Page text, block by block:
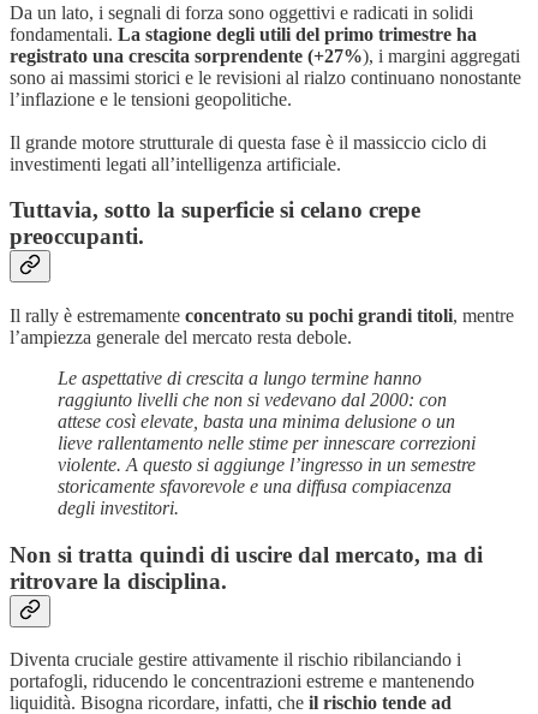
Da un lato, i segnali di forza sono oggettivi e radicati in solidi
fondamentali. La stagione degli utili del primo trimestre ha
registrato una crescita sorprendente (+27%), i margini aggregati
sono ai massimi storici e le revisioni al rialzo continuano nonostante
l’inflazione e le tensioni geopolitiche.
Il grande motore strutturale di questa fase è il massiccio ciclo di
investimenti legati all’intelligenza artificiale.
Tuttavia, sotto la superficie si celano crepe
preoccupanti.
Il rally è estremamente concentrato su pochi grandi titoli, mentre
l’ampiezza generale del mercato resta debole.
Le aspettative di crescita a lungo termine hanno
raggiunto livelli che non si vedevano dal 2000: con
attese così elevate, basta una minima delusione o un
lieve rallentamento nelle stime per innescare correzioni
violente. A questo si aggiunge l’ingresso in un semestre
storicamente sfavorevole e una diffusa compiacenza
degli investitori.
Non si tratta quindi di uscire dal mercato, ma di
ritrovare la disciplina.
Diventa cruciale gestire attivamente il rischio ribilanciando i
portafogli, riducendo le concentrazioni estreme e mantenendo
liquidità. Bisogna ricordare, infatti, che il rischio tende ad